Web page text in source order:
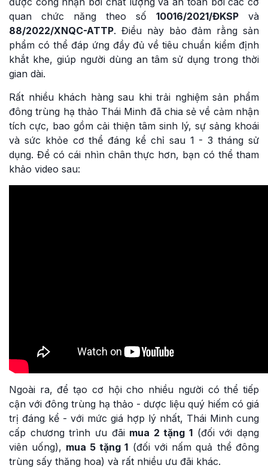
quan chức năng theo số 10016/2021/ĐKSP và
88/2022/XNQC-ATTP. Điều này bảo đảm rằng sản
phẩm có thể đáp ứng đầy đủ về tiêu chuẩn kiểm định
khắt khe, giúp người dùng an tâm sử dụng trong thời
gian dài.
Rất nhiều khách hàng sau khi trải nghiệm sản phẩm
đông trùng hạ thảo Thái Minh đã chia sẻ về cảm nhận
tích cực, bao gồm cải thiện tâm sinh lý, sự sảng khoái
và sức khỏe cơ thể đáng kể chỉ sau 1 - 3 tháng sử
dụng. Để có cái nhìn chân thực hơn, bạn có thể tham
khảo video sau:
Ngoài ra, để tạo cơ hội cho nhiều người có thể tiếp
cận với đông trùng hạ thảo - dược liệu quý hiếm có giá
trị đáng kể - với mức giá hợp lý nhất, Thái Minh cung
cấp chương trình ưu đãi mua 2 tặng 1 (đối với dạng
viên uống), mua 5 tặng 1 (đối với nấm quả thể đông
trùng sấy thăng hoa) và rất nhiều ưu đãi khác.